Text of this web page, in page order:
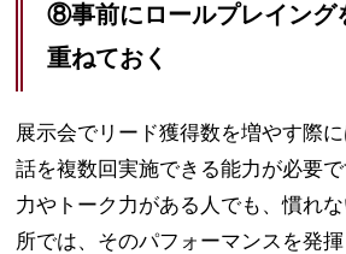
⑧事前にロールプレイング
重ねておく
展示会でリード獲得数を増やす際
話を複数回実施できる能力が必要
力やトーク力がある人でも、慣れ
所では、そのパフォーマンスを発